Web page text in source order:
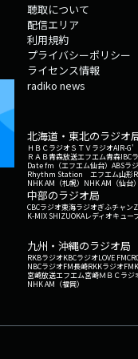
聴取について
配信エリア
利用規約
プライバシーポリシー
ライセンス情報
radiko news
北海道・東北のラジオ
ＨＢＣラジオＳＴＶラジオAIR-G'
ＲＡＢ青森放送エフエム青森IBC
Date fm（エフエム仙台） ABSラ
Rhythm Station エフエム山形
NHK AM（札幌） NHK AM（仙台
中部のラジオ局
CBCラジオ東海ラジオぎふチャン
K-MIX SHIZUOKAレディオキュー
九州・沖縄のラジオ局
RKBラジオKBCラジオLOVE FM
NBCラジオFM長崎RKKラジオ
宮崎放送エフエム宮崎ＭＢＣラジ
NHK AM（福岡）